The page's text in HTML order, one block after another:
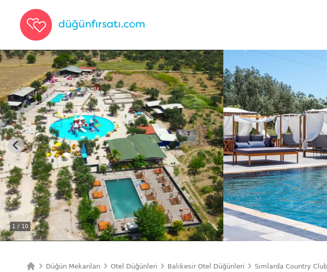
1 / 10
Düğün Mekanları Otel Düğünleri Balıkesir Otel Düğünleri Simlarda Country Club